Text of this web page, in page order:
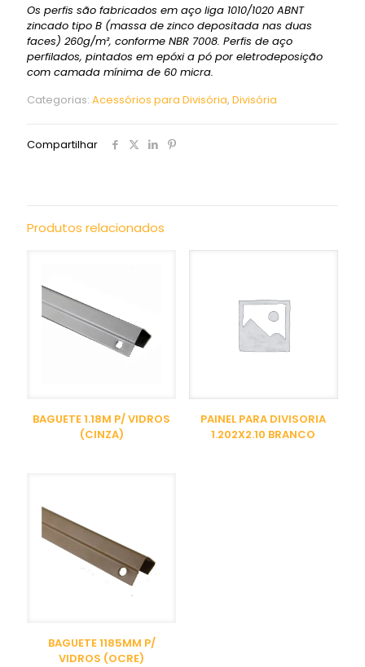
Os perfis são fabricados em aço liga 1010/1020 ABNT
zincado tipo B (massa de zinco depositada nas duas
faces) 260g/m², conforme NBR 7008. Perfis de aço
perfilados, pintados em epóxi a pó por eletrodeposição
com camada mínima de 60 micra.
Categorias: Acessórios para Divisória, Divisória
Compartilhar
Produtos relacionados
BAGUETE 1.18M P/ VIDROS
(CINZA)
PAINEL PARA DIVISORIA
1.202X2.10 BRANCO
BAGUETE 1185MM P/
VIDROS (OCRE)